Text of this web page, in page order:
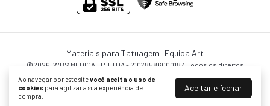
Ao navegar por este sitevocê aceita o uso de
cookies para agilizar a sua experiência de
compra.
Aceitar e fechar
Materiais para Tatuagem | Equipa Art
©2026. WBS MEDICAL P. LTDA - 21078586000187. Todos os direitos